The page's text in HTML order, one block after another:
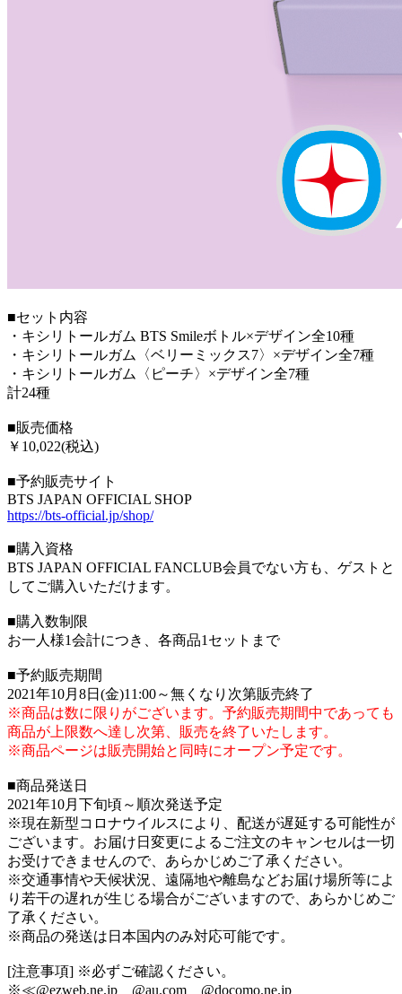
■セット内容
・キシリトールガム BTS Smileボトル×デザイン全10種
・キシリトールガム〈ベリーミックス7〉×デザイン全7種
・キシリトールガム〈ピーチ〉×デザイン全7種
計24種
■販売価格
￥10,022(税込)
■予約販売サイト
BTS JAPAN OFFICIAL SHOP
https://bts-official.jp/shop/
■購入資格
BTS JAPAN OFFICIAL FANCLUB会員でない方も、ゲストと
してご購入いただけます。
■購入数制限
お一人様1会計につき、各商品1セットまで
■予約販売期間
2021年10月8日(金)11:00～無くなり次第販売終了
※商品は数に限りがございます。予約販売期間中であっても
商品が上限数へ達し次第、販売を終了いたします。
※商品ページは販売開始と同時にオープン予定です。
■商品発送日
2021年10月下旬頃～順次発送予定
※現在新型コロナウイルスにより、配送が遅延する可能性が
ございます。お届け日変更によるご注文のキャンセルは一切
お受けできませんので、あらかじめご了承ください。
※交通事情や天候状況、遠隔地や離島などお届け場所等によ
り若干の遅れが生じる場合がございますので、あらかじめご
了承ください。
※商品の発送は日本国内のみ対応可能です。
[注意事項] ※必ずご確認ください。
※≪@ezweb.ne.jp @au.com @docomo.ne.jp